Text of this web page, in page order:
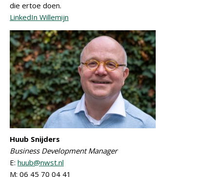
die ertoe doen.
LinkedIn Willemijn
Huub Snijders
Business Development Manager
E: huub@nwst.nl
M: 06 45 70 04 41